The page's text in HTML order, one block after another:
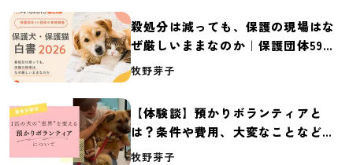
殺処分は減っても、保護の現場はな
ぜ厳しいままなのか｜保護団体59団
体の実態調査【保護犬・保護猫白書
牧野芽子
【体験談】預かりボランティアと
は？条件や費用、大変なことなど紹
介
牧野芽子